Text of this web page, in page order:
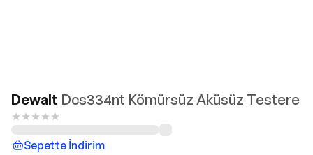
Dewalt Dcs334nt Kömürsüz Aküsüz Testere
Sepette İndirim